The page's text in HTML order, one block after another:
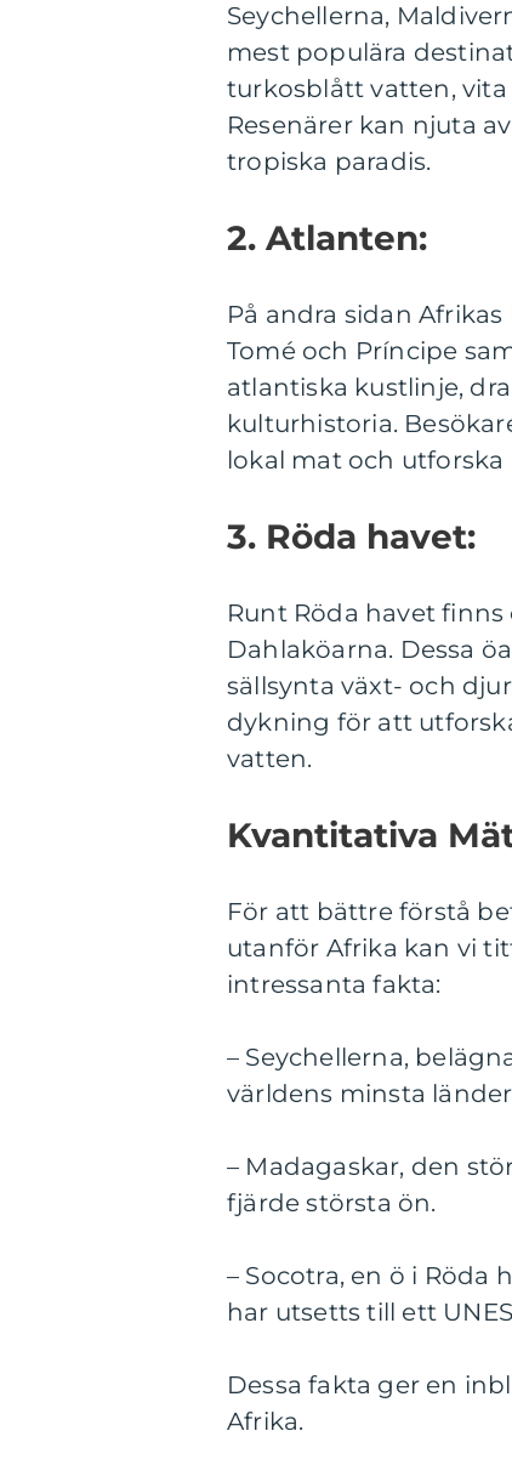
Seychellerna,
mest populära
turkosblått vatten,
Resenärer kan njuta
tropiska paradis.
2. Atlanten:
På andra sidan
Tomé och Príncipe
atlantiska kustlinje,
kulturhistoria.
lokal mat och utforska
3. Röda havet:
Runt Röda havet
Dahlaköarna. Dessa
sällsynta växt- och
dykning för att
vatten.
Kvantitativa
För att bättre förstå
utanför Afrika kan vi
intressanta fakta:
– Seychellerna,
världens minsta
– Madagaskar, den
fjärde största ön.
– Socotra, en ö i Röda
har utsetts till ett
Dessa fakta ger en
Afrika.